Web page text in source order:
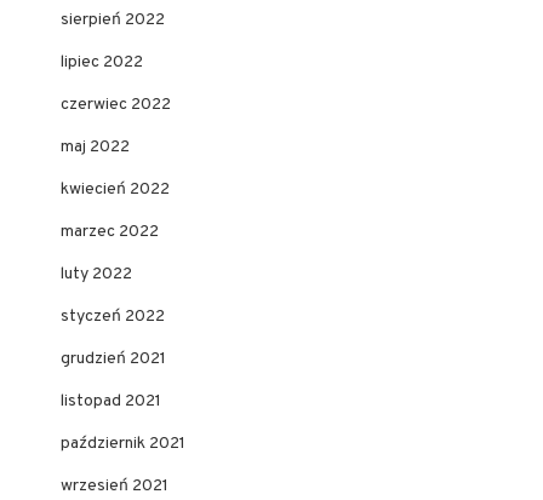
sierpień 2022
lipiec 2022
czerwiec 2022
maj 2022
kwiecień 2022
marzec 2022
luty 2022
styczeń 2022
grudzień 2021
listopad 2021
październik 2021
wrzesień 2021